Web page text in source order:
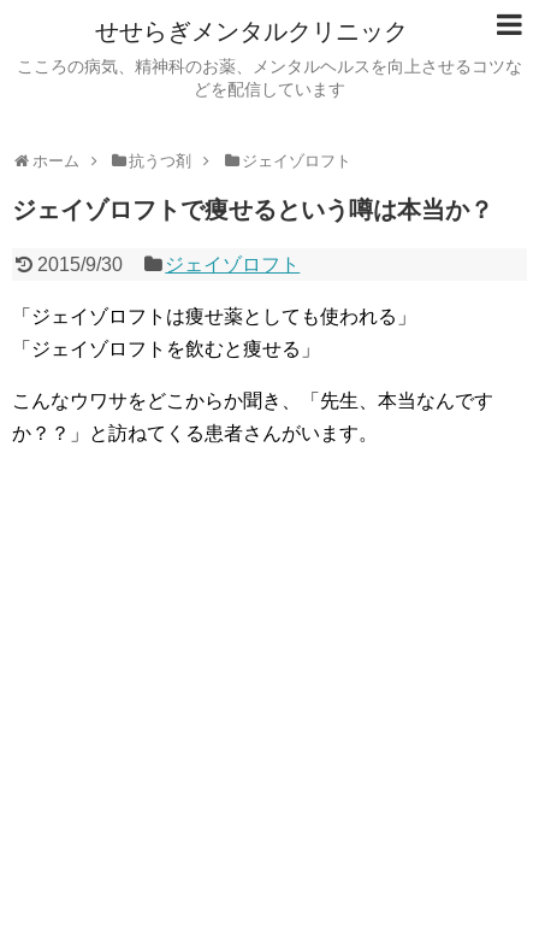
せせらぎメンタルクリニック
こころの病気、精神科のお薬、メンタルヘルスを向上させるコツな
どを配信しています
ホーム 抗うつ剤 ジェイゾロフト
ジェイゾロフトで痩せるという噂は本当か？
2015/9/30 ジェイゾロフト
「ジェイゾロフトは痩せ薬としても使われる」
「ジェイゾロフトを飲むと痩せる」
こんなウワサをどこからか聞き、「先生、本当なんです
か？？」と訪ねてくる患者さんがいます。